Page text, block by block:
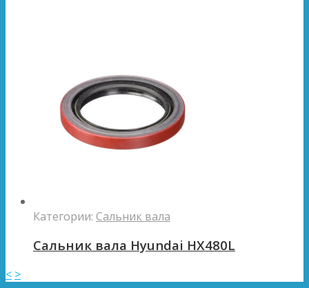
Категории: Сальник вала
Сальник вала Hyundai HX480L
< >